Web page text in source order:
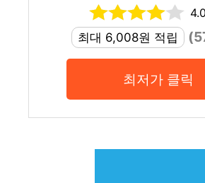
최대 6,008원 적립
최저가 클릭